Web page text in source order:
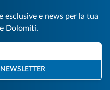
esclusive e news per la tua
Dolomiti.